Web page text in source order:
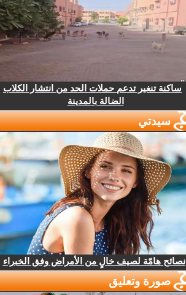
ساكنة تنغير تدعم حملات الحد من انتشار الكلاب
الضالة بالمدينة
سيدتي
نصائح هامّة لصيف خالٍ من الأمراض وفق الخبراء
صورة وتعليق